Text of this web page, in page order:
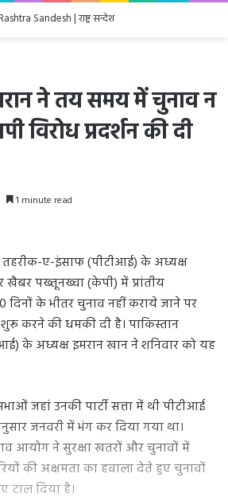
ने तय समय में चुनाव न
विरोध प्रदर्शन की दी
1 minute read
तहरीक-ए-इंसाफ (पीटीआई) के अध्यक्ष
पख्तूनख्वा (केपी) में प्रांतीय
दिनों के भीतर चुनाव नहीं कराये जाने पर
शुरू करने की धमकी दी है। पाकिस्तान
के अध्यक्ष इमरान खान ने शनिवार को यह
जहां उनकी पार्टी सत्ता में थी पीटीआई
जनवरी में भंग कर दिया गया था।
आयोग ने सुरक्षा खतरों और चुनावों में
की अक्षमता का हवाला देते हुए चुनावों
दिया है।